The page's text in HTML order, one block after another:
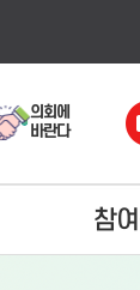
참
의회에
바란다